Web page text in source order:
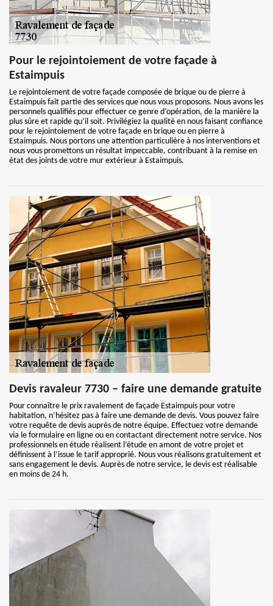
Pour le rejointoiement de votre façade à
Estaimpuis
Le rejointoiement de votre façade composée de brique ou de pierre à
Estaimpuis fait partie des services que nous vous proposons. Nous avons les
personnels qualifiés pour effectuer ce genre d’opération, de la manière la
plus sûre et rapide qu’il soit. Privilégiez la qualité en nous faisant confiance
pour le rejointoiement de votre façade en brique ou en pierre à
Estaimpuis. Nous portons une attention particulière à nos interventions et
nous vous promettons un résultat impeccable, contribuant à la remise en
état des joints de votre mur extérieur à Estaimpuis.
Devis ravaleur 7730 – faire une demande gratuite
Pour connaître le prix ravalement de façade Estaimpuis pour votre
habitation, n’hésitez pas à faire une demande de devis. Vous pouvez faire
votre requête de devis auprès de notre équipe. Effectuez votre demande
via le formulaire en ligne ou en contactant directement notre service. Nos
professionnels en étude réalisent l’étude en amont de votre projet et
définissent à l’issue le tarif approprié. Nous vous réalisons gratuitement et
sans engagement le devis. Auprès de notre service, le devis est réalisable
en moins de 24 h.